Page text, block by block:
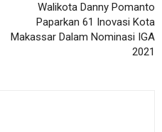
Walikota Danny Pomanto
Paparkan 61 Inovasi Kota
Makassar Dalam Nominasi IGA
2021